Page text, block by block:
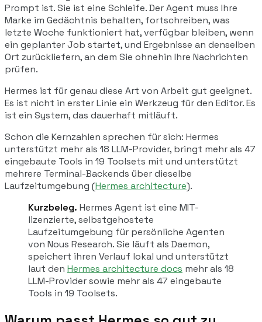
Prompt ist. Sie ist eine Schleife. Der Agent muss Ihre
Marke im Gedächtnis behalten, fortschreiben, was
letzte Woche funktioniert hat, verfügbar bleiben, wenn
ein geplanter Job startet, und Ergebnisse an denselben
Ort zurückliefern, an dem Sie ohnehin Ihre Nachrichten
prüfen.
Hermes ist für genau diese Art von Arbeit gut geeignet.
Es ist nicht in erster Linie ein Werkzeug für den Editor. Es
ist ein System, das dauerhaft mitläuft.
Schon die Kernzahlen sprechen für sich: Hermes
unterstützt mehr als 18 LLM-Provider, bringt mehr als 47
eingebaute Tools in 19 Toolsets mit und unterstützt
mehrere Terminal-Backends über dieselbe
Laufzeitumgebung (Hermes architecture).
Kurzbeleg. Hermes Agent ist eine MIT-
lizenzierte, selbstgehostete
Laufzeitumgebung für persönliche Agenten
von Nous Research. Sie läuft als Daemon,
speichert ihren Verlauf lokal und unterstützt
laut den Hermes architecture docs mehr als 18
LLM-Provider sowie mehr als 47 eingebaute
Tools in 19 Toolsets.